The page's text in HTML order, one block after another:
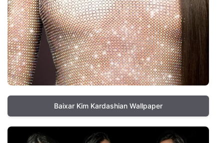
Baixar Kim Kardashian Wallpaper